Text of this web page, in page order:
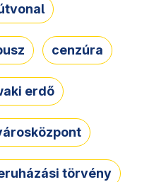
cenzúra
erdő
törvény